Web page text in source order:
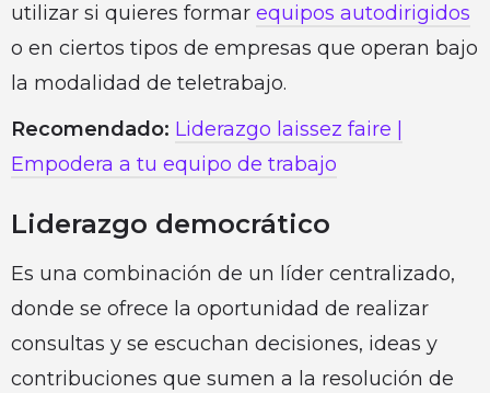
utilizar si quieres formar equipos autodirigidos
o en ciertos tipos de empresas que operan bajo
la modalidad de teletrabajo.
Recomendado: Liderazgo laissez faire |
Empodera a tu equipo de trabajo
Liderazgo democrático
Es una combinación de un líder centralizado,
donde se ofrece la oportunidad de realizar
consultas y se escuchan decisiones, ideas y
contribuciones que sumen a la resolución de